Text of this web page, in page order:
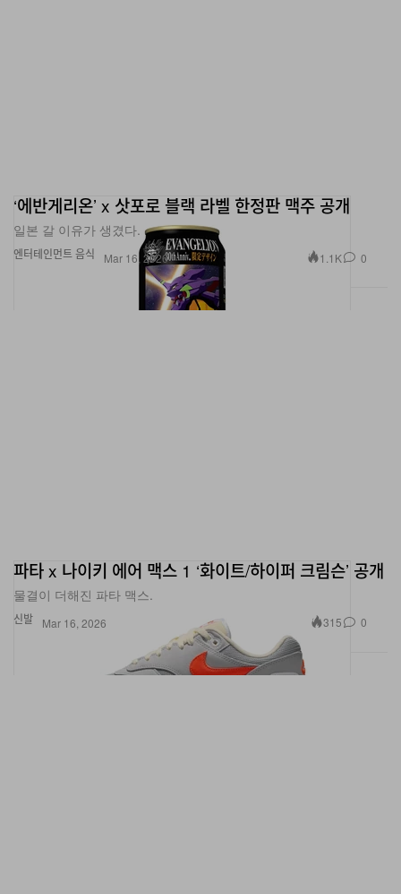
엔터테인먼트음식
‘에반게리온’ x 삿포로 블랙 라벨 한정판 맥주 공개
일본 갈 이유가 생겼다.
Mar 16, 2026 1.1K 0
신발
파타 x 나이키 에어 맥스 1 ‘화이트/하이퍼 크림슨’ 공개
물결이 더해진 파타 맥스.
Mar 16, 2026 315 0